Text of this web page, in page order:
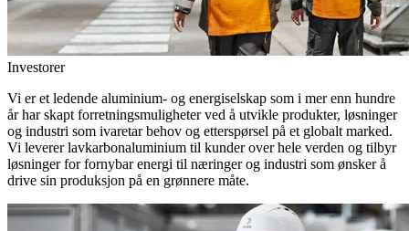
Investorer
Vi er et ledende aluminium- og energiselskap som i mer enn hundre
år har skapt forretningsmuligheter ved å utvikle produkter, løsninger
og industri som ivaretar behov og etterspørsel på et globalt marked.
Vi leverer lavkarbonaluminium til kunder over hele verden og tilbyr
løsninger for fornybar energi til næringer og industri som ønsker å
drive sin produksjon på en grønnere måte.